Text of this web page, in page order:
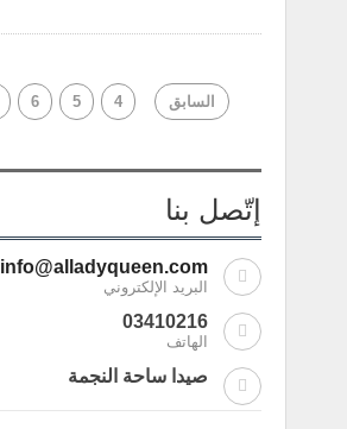
السابق 4
5
6
إتّصل بنا
info@alladyqueen.com
البريد الإلكتروني
03410216
الهاتف
صيدا ساحة النجمة